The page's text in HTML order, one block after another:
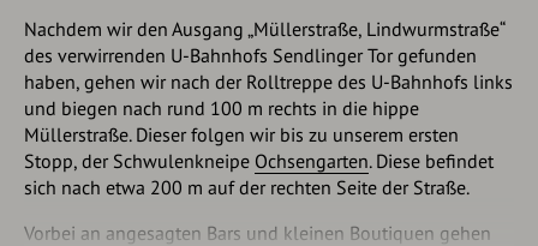
Nachdem wir den Ausgang „Müllerstraße, Lindwurmstraße“
des verwirrenden U-Bahnhofs Sendlinger Tor gefunden
haben, gehen wir nach der Rolltreppe des U-Bahnhofs links
und biegen nach rund 100 m rechts in die hippe
Müllerstraße. Dieser folgen wir bis zu unserem ersten
Stopp, der Schwulenkneipe Ochsengarten. Diese befindet
sich nach etwa 200 m auf der rechten Seite der Straße.
Vorbei an angesagten Bars und kleinen Boutiquen gehen